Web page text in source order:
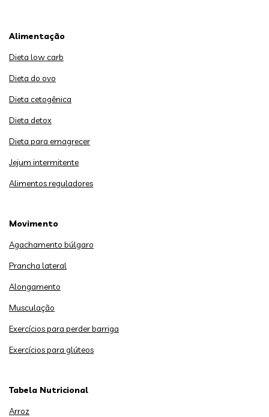
Alimentação
Dieta low carb
Dieta do ovo
Dieta cetogênica
Dieta detox
Dieta para emagrecer
Jejum intermitente
Alimentos reguladores
Movimento
Agachamento búlgaro
Prancha lateral
Alongamento
Musculação
Exercícios para perder barriga
Exercícios para glúteos
Tabela Nutricional
Arroz